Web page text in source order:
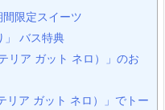
限定スイーツ
」 バス特典
リア ガット ネロ）」のお
ア ガット ネロ）」でトー